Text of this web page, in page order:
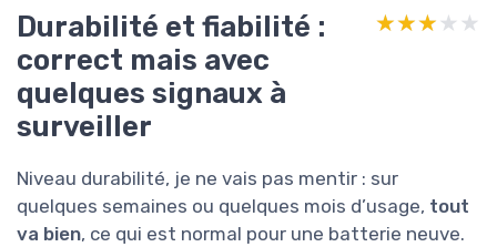
Durabilité et fiabilité :
correct mais avec
quelques signaux à
surveiller
★★★★★
★★★★★
Niveau durabilité, je ne vais pas mentir : sur
quelques semaines ou quelques mois d’usage, tout
va bien, ce qui est normal pour une batterie neuve.